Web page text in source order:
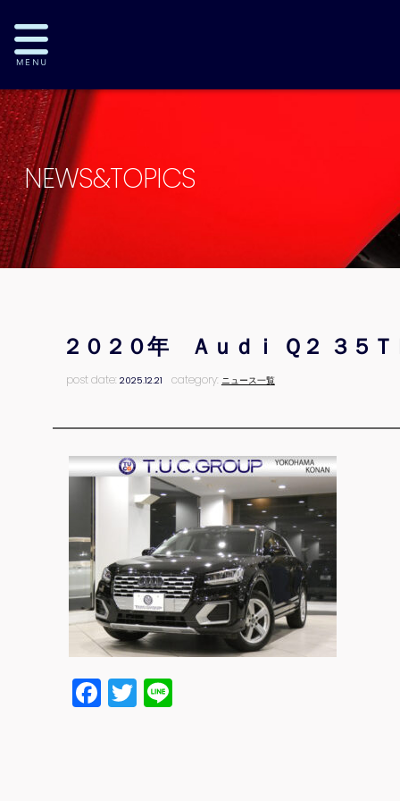
NEWS&TOPICS
２０２０年 Ａｕｄｉ Ｑ２ ３５
post date:2025.12.21 category: ニュース一覧
Facebook
Twitter